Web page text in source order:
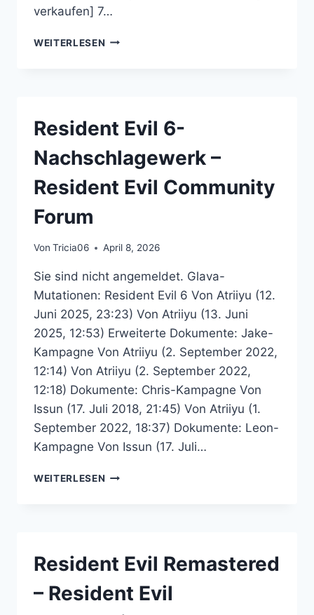
verkaufen] 7…
WEITERLESEN MARKTPLATZ
Resident Evil 6-
Nachschlagewerk –
Resident Evil Community
Forum
Von Tricia06 April 8, 2026
Sie sind nicht angemeldet. Glava-
Mutationen: Resident Evil 6 Von Atriiyu (12.
Juni 2025, 23:23) Von Atriiyu (13. Juni
2025, 12:53) Erweiterte Dokumente: Jake-
Kampagne Von Atriiyu (2. September 2022,
12:14) Von Atriiyu (2. September 2022,
12:18) Dokumente: Chris-Kampagne Von
Issun (17. Juli 2018, 21:45) Von Atriiyu (1.
September 2022, 18:37) Dokumente: Leon-
Kampagne Von Issun (17. Juli…
WEITERLESEN RESIDENT
EVIL
FORUM
Resident Evil Remastered
– Resident Evil